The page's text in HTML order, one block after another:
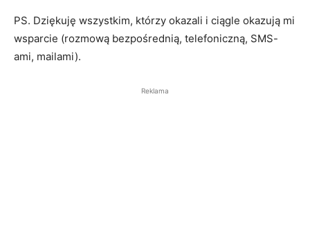
PS. Dziękuję wszystkim, którzy okazali i ciągle okazują mi
wsparcie (rozmową bezpośrednią, telefoniczną, SMS-
ami, mailami).
Reklama